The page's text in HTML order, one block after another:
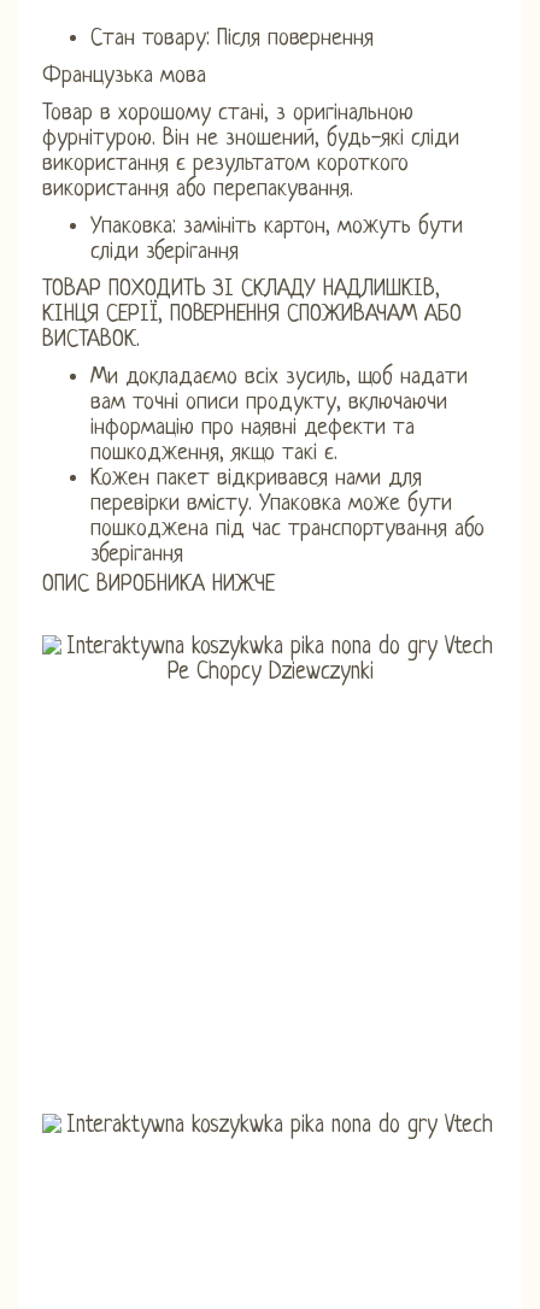
Стан товару: Після повернення
Французька мова
Товар в хорошому стані, з оригінальною
фурнітурою. Він не зношений, будь-які сліди
використання є результатом короткого
використання або перепакування.
Упаковка: замініть картон, можуть бути
сліди зберігання
ТОВАР ПОХОДИТЬ ЗІ СКЛАДУ НАДЛИШКІВ,
КІНЦЯ СЕРІЇ, ПОВЕРНЕННЯ СПОЖИВАЧАМ АБО
ВИСТАВОК.
Ми докладаємо всіх зусиль, щоб надати
вам точні описи продукту, включаючи
інформацію про наявні дефекти та
пошкодження, якщо такі є.
Кожен пакет відкривався нами для
перевірки вмісту. Упаковка може бути
пошкоджена під час транспортування або
зберігання
ОПИС ВИРОБНИКА НИЖЧЕ